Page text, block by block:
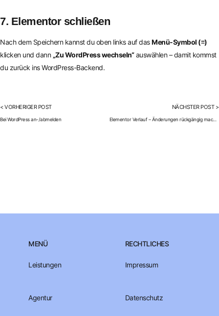
7. Elementor schließen
Nach dem Speichern kannst du oben links auf dasMenü-Symbol (≡)
klicken und dann „Zu WordPress wechseln“auswählen – damit kommst
du zurück ins WordPress-Backend.
< VORHERIGER POST
Bei WordPress an-/abmelden
NÄCHSTER POST >
Elementor Verlauf – Änderungen rückgängig machen leicht gemacht
MENÜ
Leistungen
Agentur
RECHTLICHES
Impressum
Datenschutz